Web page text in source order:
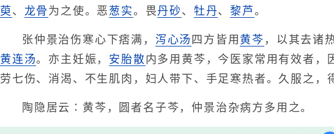
萸 、 龙骨 为之使。恶 葱实。畏丹砂 、 牡丹、 黎芦 。
张仲景治伤寒心下痞满， 泻心汤 四方皆用 黄芩 ，以其去诸
黄连汤。亦主妊娠， 安胎散内多用黄芩，今医家常用有效者，
劳七伤、消渴、不生肌肉，妇人带下、手足寒热者。久服之，
陶隐居云∶黄芩，圆者名子芩，仲景治杂病方多用之。